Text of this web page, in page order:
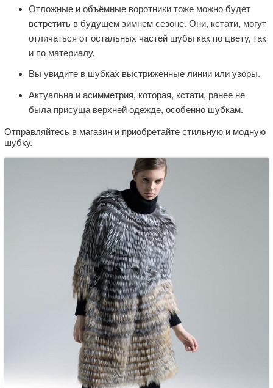
Отложные и объёмные воротники тоже можно будет
встретить в будущем зимнем сезоне. Они, кстати, могут
отличаться от остальных частей шубы как по цвету, так
и по материалу.
Вы увидите в шубках выстриженные линии или узоры.
Актуальна и асимметрия, которая, кстати, ранее не
была присуща верхней одежде, особенно шубкам.
Отправляйтесь в магазин и приобретайте стильную и модную
шубку.